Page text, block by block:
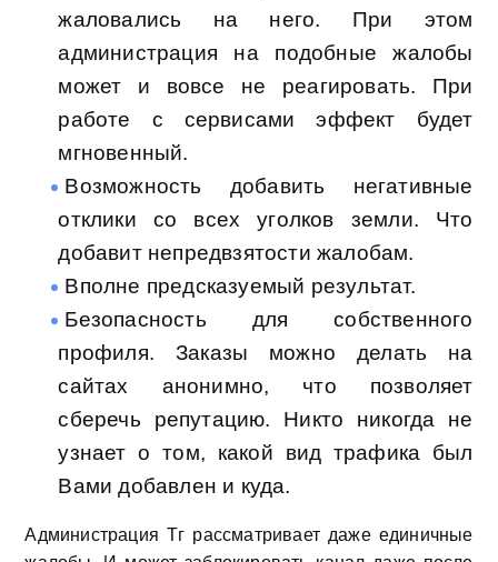
жаловались на него. При этом
администрация на подобные жалобы
может и вовсе не реагировать. При
работе с сервисами эффект будет
мгновенный.
Возможность добавить негативные
отклики со всех уголков земли. Что
добавит непредвзятости жалобам.
Вполне предсказуемый результат.
Безопасность для собственного
профиля. Заказы можно делать на
сайтах анонимно, что позволяет
сберечь репутацию. Никто никогда не
узнает о том, какой вид трафика был
Вами добавлен и куда.
Администрация Тг рассматривает даже единичные